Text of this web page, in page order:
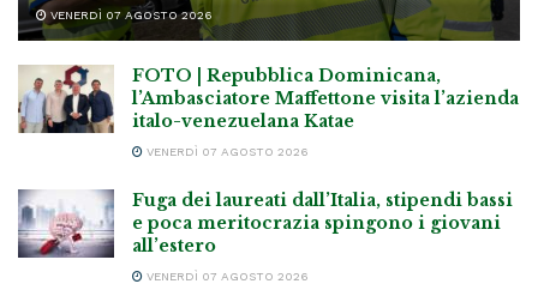
VENERDÌ 07 AGOSTO 2026
FOTO | Repubblica Dominicana,
l’Ambasciatore Maffettone visita l’azienda
italo-venezuelana Katae
VENERDÌ 07 AGOSTO 2026
Fuga dei laureati dall’Italia, stipendi bassi
e poca meritocrazia spingono i giovani
all’estero
VENERDÌ 07 AGOSTO 2026